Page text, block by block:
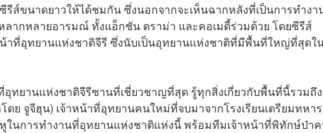
รีส์ขนาดยาวให้ได้ชมกัน ซึ่งนอกจากจะเห็นฉากหลังที่เป็นการทำงา
ลากหลายอารมณ์ ทั้งแอ็กชัน ดราม่า และคอเมดี้ร่วมด้วย โดยซีรีส์
น้าที่อุทยานแห่งชาติจีรี ซึ่งนับเป็นอุทยานแห่งชาติที่มีพื้นที่ใหญ่ที่สุดใ
อุทยานแห่งชาติจีรีซานที่เชี่ยวชาญที่สุด รู้ทุกสิ่งเกี่ยวกับพื้นที่นี้รวมถึง
ย จูจีฮุน) เจ้าหน้าที่อุทยานคนใหม่ที่จบมาจากโรงเรียนเตรียมทหา
ในการทำงานที่อุทยานแห่งชาติแห่งนี้ พร้อมทีมเจ้าหน้าที่พิทักษ์ป่า